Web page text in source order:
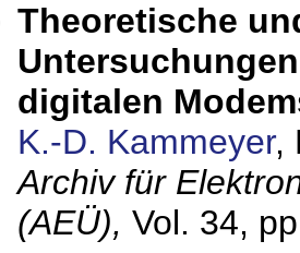
Theoretische
digitalen
K.-D. Kammeyer,
Archiv für
(AEÜ), Vol. 34,